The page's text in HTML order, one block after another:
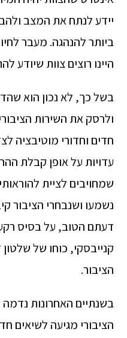
יידע לנתח את המצב
ביותר להנהגה. מעבר
היינו רוצים צוות שיודע
בשל כך, לא נכון הוא
ולרסק את השירות
חדים וחדורי מוטיבציה
עדויות על אופן קבלת
שמחויבים לציית
נשמעו ושנבחרי הציבור
דעתם הטוב, על בסיס
קנייבסקי, כוחו של
הציבור.
בשנתיים האחרונות
הציבורי מגיעה לשיאים